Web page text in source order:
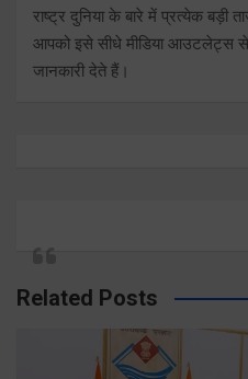
राष्ट्र दुनिया के बारे में प्रत्येक बड़ी
आपको इसे सीधे मीडिया आउटलेट्स से
जानकारी देते हैं।
Related Posts